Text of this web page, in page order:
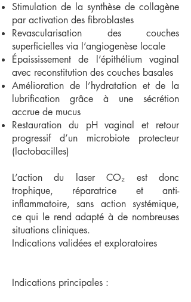
Stimulation de la synthèse de collagène
par activation des fibroblastes
Revascularisation des couches
superficielles via l’angiogenèse locale
Épaississement de l’épithélium vaginal
avec reconstitution des couches basales
Amélioration de l’hydratation et de la
lubrification grâce à une sécrétion
accrue de mucus
Restauration du pH vaginal et retour
progressif d’un microbiote protecteur
(lactobacilles)
L’action du laser CO₂ est donc
trophique, réparatrice et anti-
inflammatoire, sans action systémique,
ce qui le rend adapté à de nombreuses
situations cliniques.
Indications validées et exploratoires
Indications principales :